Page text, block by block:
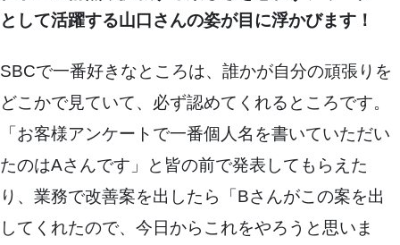
として活躍する山口さんの姿が目に浮かびます！
SBCで一番好きなところは、誰かが自分の頑張りを
どこかで見ていて、必ず認めてくれるところです。
「お客様アンケートで一番個人名を書いていただい
たのはAさんです」と皆の前で発表してもらえた
り、業務で改善案を出したら「Bさんがこの案を出
してくれたので、今日からこれをやろうと思いま